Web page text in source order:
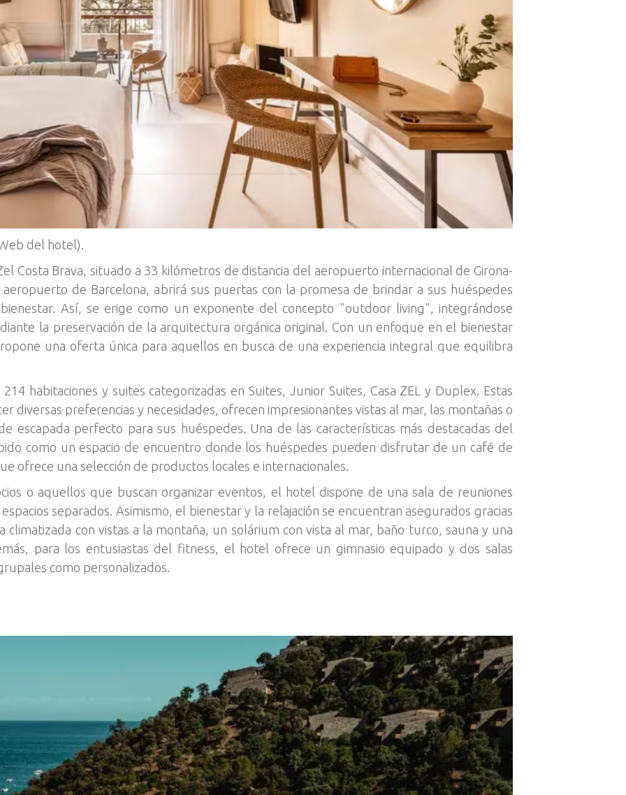
del hotel).
Costa Brava, situado a 33 kilómetros de distancia del aeropuerto internacional de Girona-
de Barcelona, abrirá sus puertas con la promesa de brindar a sus huéspedes
bienestar. Así, se erige como un exponente del concepto "outdoor living", integrándose
la preservación de la arquitectura orgánica original. Con un enfoque en el bienestar
una oferta única para aquellos en busca de una experiencia integral que equilibra
habitaciones y suites categorizadas en Suites, Junior Suites, Casa ZEL y Duplex. Estas
diversas preferencias y necesidades, ofrecen impresionantes vistas al mar, las montañas o
escapada perfecto para sus huéspedes. Una de las características más destacadas del
como un espacio de encuentro donde los huéspedes pueden disfrutar de un café de
ofrece una selección de productos locales e internacionales.
o aquellos que buscan organizar eventos, el hotel dispone de una sala de reuniones
separados. Asimismo, el bienestar y la relajación se encuentran asegurados gracias
climatizada con vistas a la montaña, un solárium con vista al mar, baño turco, sauna y una
para los entusiastas del fitness, el hotel ofrece un gimnasio equipado y dos salas
como personalizados.